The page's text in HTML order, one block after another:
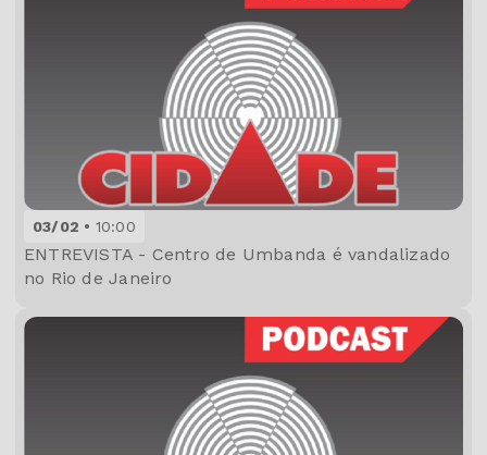
03/02 10:00
ENTREVISTA - Centro de Umbanda é vandalizado
no Rio de Janeiro